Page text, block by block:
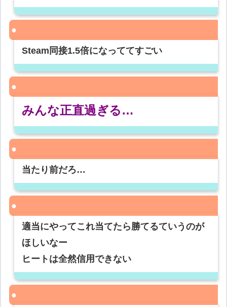
Steam同接1.5倍になっててすごい
みんな正直過ぎる…
当たり前だろ…
適当にやってこれ当てたら勝てるていうのが
ほしいなー
ヒートは全然信用できない